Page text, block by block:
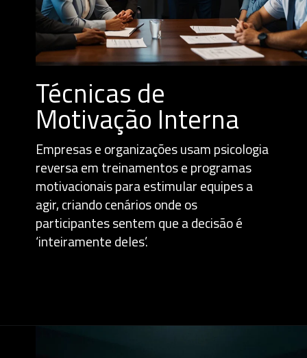
Técnicas de
Motivação Interna
Empresas e organizações usam psicologia
reversa em treinamentos e programas
motivacionais para estimular equipes a
agir, criando cenários onde os
participantes sentem que a decisão é
‘inteiramente deles’.